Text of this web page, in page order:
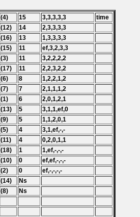
(4) 15 3,3,3,3,3
time
(12) 14
2,3,3,3,3
(16) 13
1,3,3,3,3
(15) 11
ef,3,2,3,3
(3) 11
3,2,2,2,2
(17) 11
2,2,3,2,2
(6) 8
1,2,2,1,2
(7) 7
2,1,1,1,2
(1) 6
2,0,1,2,1
(13) 5
3,1,1,ef,0
(9) 5
1,1,2,0,1
(5) 4
3,1,ef,-,-
(11) 4
0,2,0,1,1
(18) 1
1,ef,-,-,-
(10) 0
ef,ef,-,-,-
(2) 0
ef,-,-,-,-
(14)
Ns
(8) Ns